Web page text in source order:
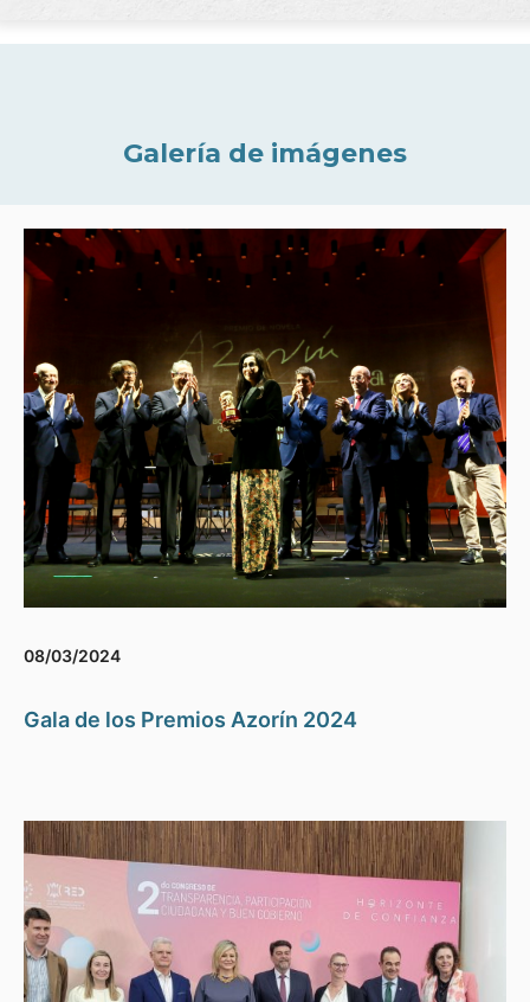
Galería de imágenes
08/03/2024
Gala de los Premios Azorín 2024